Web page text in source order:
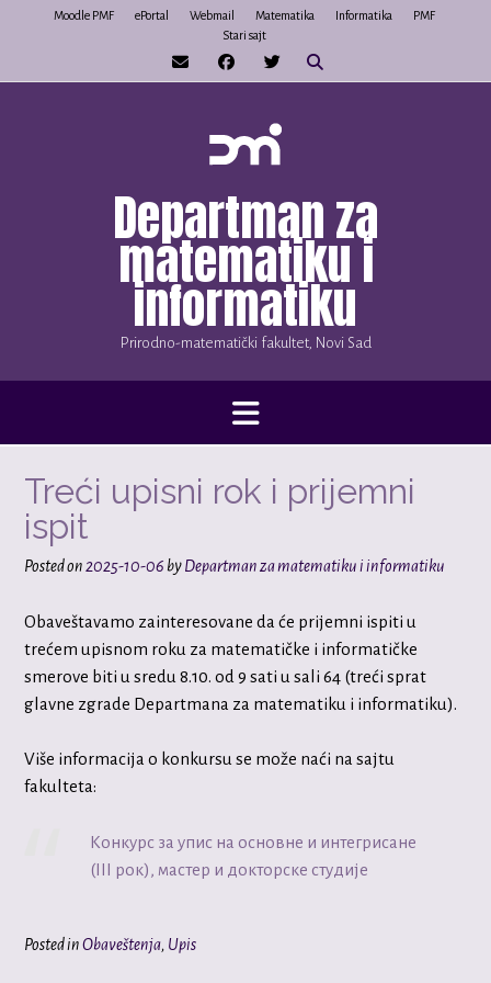
Moodle PMF ePortal Webmail Matematika Informatika
PMF
Stari sajt
Departman za
matematiku i
informatiku
Prirodno-matematički fakultet, Novi Sad
Treći upisni rok i prijemni
ispit
Posted on2025-10-06byDepartman za matematiku i informatiku
Obaveštavamo zainteresovane da će prijemni ispiti u
trećem upisnom roku za matematičke i informatičke
smerove biti u sredu 8.10. od 9 sati u sali 64 (treći sprat
glavne zgrade Departmana za matematiku i informatiku).
Više informacija o konkursu se može naći na sajtu
fakulteta:
Конкурс за упис на основне и интегрисане
(III рок), мастер и докторске студије
Posted inObaveštenja, Upis